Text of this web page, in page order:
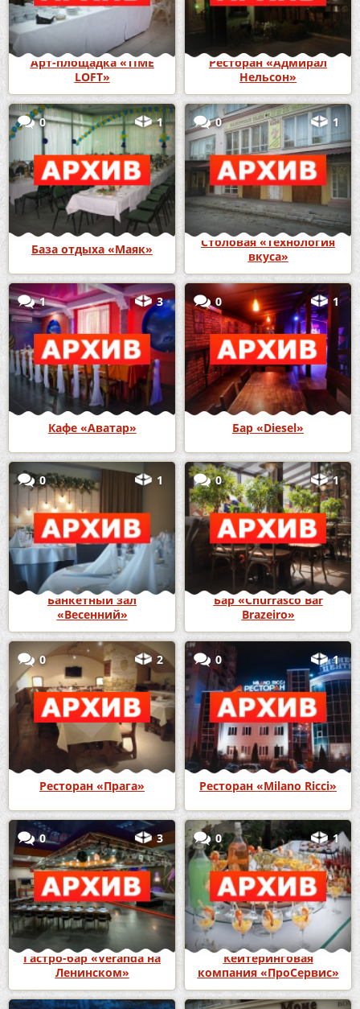
Арт-площадка «TIME
LOFT»
Ресторан «Адмирал
Нельсон»
0 1
База отдыха «Маяк»
0 1
Столовая «Технология
вкуса»
1 3
Кафе «Аватар»
0 1
Бар «Diesel»
0 1
Банкетный зал
«Весенний»
0 1
Бар «Churrasco Bar
Brazeiro»
0 2
Ресторан «Прага»
0 1
Ресторан «Milano Ricci»
0 3
Гастро-бар «Veranda на
Ленинском»
0 1
Кейтеринговая
компания «ПроСервис»